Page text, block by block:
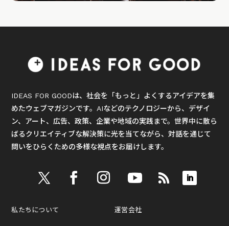
IDEAS FOR GOODは、社会を「もっと」よくするアイデアを集
めたウェブマガジンです。AIなどのテクノロジーから、デザイ
ン、アート、広告、政策、企業や地域の実践まで。世界中に散ら
ばるクリエイティブな解決策に光を当てながら、対話を通じて
問いをひらくための多様な視点をお届けします。
私たちについて 運営会社